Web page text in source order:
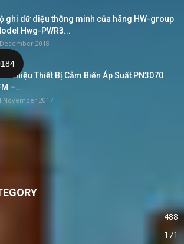
ghi dữ diệu thông minh của hãng HW-group
Hwg-PWR3...
2018
Thiệu Thiết Bị Cảm Biến Áp Suất PN3070
–...
November 2017
488
171